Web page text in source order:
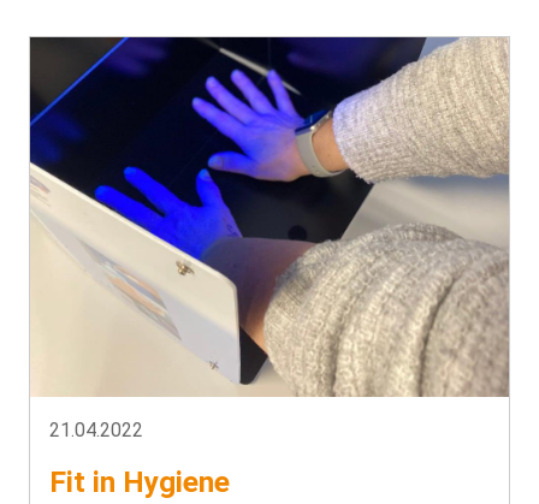
21.04.2022
Fit in Hygiene